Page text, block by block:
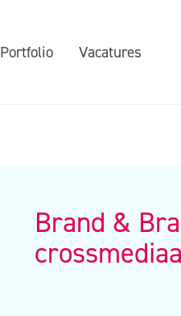
Portfolio Vacatures
Brand &